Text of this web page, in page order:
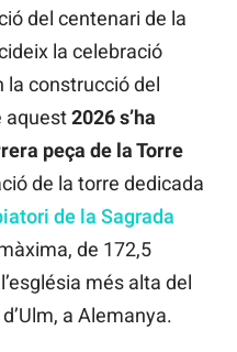
del centenari de la
la celebració
la construcció del
aquest2026 s’ha
peça de la Torre
de la torre dedicada
de la Sagrada
de 172,5
més alta del
a Alemanya.